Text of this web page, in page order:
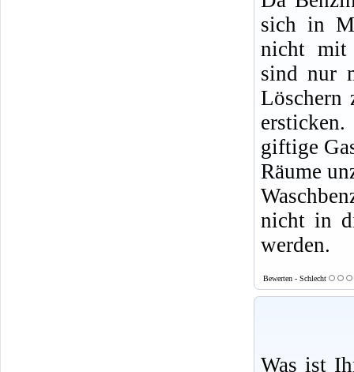
sich in
nicht mit
sind nur
Löschern
giftige
Räume
nicht in
werden.
Bewerten - Schlecht
Was ist